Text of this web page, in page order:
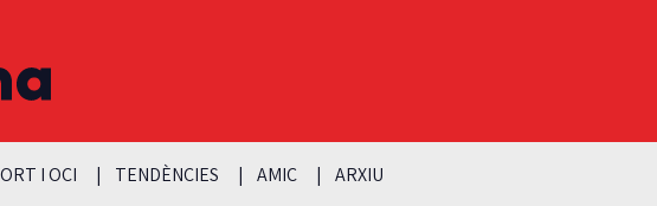
I OCI TENDÈNCIES AMIC ARXIU